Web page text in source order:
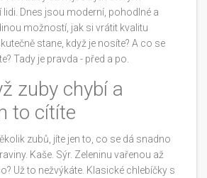
Dnes jsou moderní, pohodlné a
možností, jak si vrátit kvalitu
stane, když je nosíte? A co se
Tady je pravda - před a po.
zuby chybí a
to cítíte
zubů, jíte jen to, co se dá snadno
Kaše. Sýr. Zeleninu vařenou až
Už to nežvýkáte. Klasické chlebíčky s